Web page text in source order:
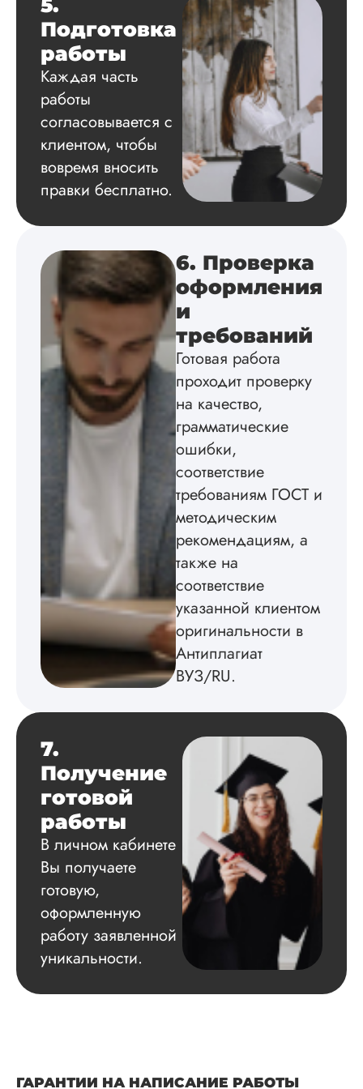
структуру, список
литературы,
приложения,
поставили ссылки
все
литературные
источники.
Уникальность
читается
на одном дыхании.
Евгений
Вид работы:
Дата:2024-03-25
Кандидатская по
истории была
в соответствии с
методичкой. Автор
создал структуру
оформил, правда,
некоторые
пришлось
мне. Услугой
не
5.
Подготовка
работы
Каждая часть
работы
согласовывается с
клиентом, чтобы
вовремя вносить
правки бесплатно.
6. Проверка
оформления
и
требований
Готовая работа
проходит проверку
на качество,
грамматические
ошибки,
соответствие
требованиям ГОСТ и
методическим
рекомендациям, а
также на
соответствие
указанной клиентом
оригинальности в
Антиплагиат
ВУЗ/RU.
7.
Получение
готовой
работы
В личном кабинете
Вы получаете
готовую,
оформленную
работу заявленной
уникальности.
ГАРАНТИИ НА НАПИСАНИЕ РАБОТЫ